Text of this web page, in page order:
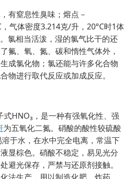
窒息性臭味；熔点－
气体密度3.214克/升，20°C时1体
氯相当活泼，湿的氯气比干的还
氟、氧、氮、碳和惰性气体外，
成氯化物；氯还能与许多化合物
物进行取代反应或加成反应。
HNO₃，是一种有强氧化性、强
为五氧化二氮。硝酸的酸性较硫酸
于水，在水中完全电离，常温下
显棕色。硝酸不稳定，易见光分
避光保存，严禁与还原剂接触。